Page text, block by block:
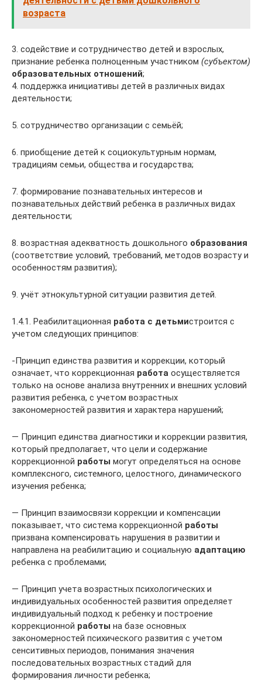
возраста
3. содействие и сотрудничество детей и взрослых,
признание ребенка полноценным участником (субъектом)
образовательных отношений;
4. поддержка инициативы детей в различных видах
деятельности;
5. сотрудничество организации с семьёй;
6. приобщение детей к социокультурным нормам,
традициям семьи, общества и государства;
7. формирование познавательных интересов и
познавательных действий ребенка в различных видах
деятельности;
8. возрастная адекватность дошкольного образования
(соответствие условий, требований, методов возрасту и
особенностям развития);
9. учёт этнокультурной ситуации развития детей.
1.4.1. Реабилитационная работа с детьмистроится с
учетом следующих принципов:
-Принцип единства развития и коррекции, который
означает, что коррекционная работа осуществляется
только на основе анализа внутренних и внешних условий
развития ребенка, с учетом возрастных
закономерностей развития и характера нарушений;
— Принцип единства диагностики и коррекции развития,
который предполагает, что цели и содержание
коррекционной работы могут определяться на основе
комплексного, системного, целостного, динамического
изучения ребенка;
— Принцип взаимосвязи коррекции и компенсации
показывает, что система коррекционной работы
призвана компенсировать нарушения в развитии и
направлена на реабилитацию и социальную адаптацию
ребенка с проблемами;
— Принцип учета возрастных психологических и
индивидуальных особенностей развития определяет
индивидуальный подход к ребенку и построение
коррекционной работы на базе основных
закономерностей психического развития с учетом
сенситивных периодов, понимания значения
последовательных возрастных стадий для
формирования личности ребенка;